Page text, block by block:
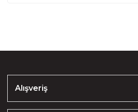
Alışveriş